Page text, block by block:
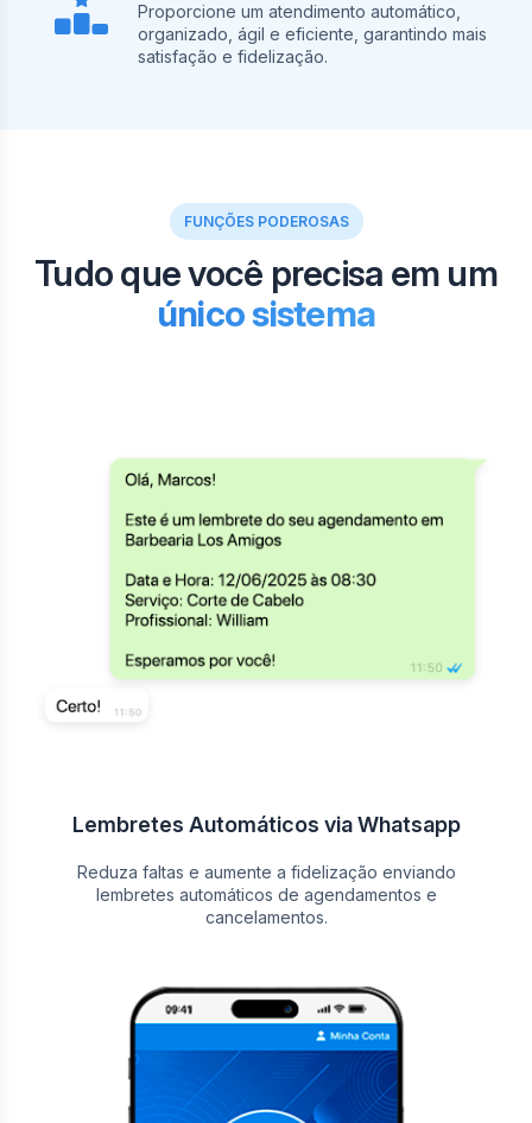
Proporcione um atendimento automático,
organizado, ágil e eficiente, garantindo mais
satisfação e fidelização.
FUNÇÕES PODEROSAS
Tudo que você precisa em um
único sistema
Lembretes Automáticos via Whatsapp
Reduza faltas e aumente a fidelização enviando
lembretes automáticos de agendamentos e
cancelamentos.